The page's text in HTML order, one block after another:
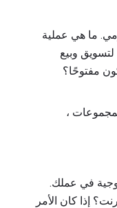
ما هي عملية
لتسويق وبيع
مفتوحًا؟
،
في عملك.
إذا كان الأمر